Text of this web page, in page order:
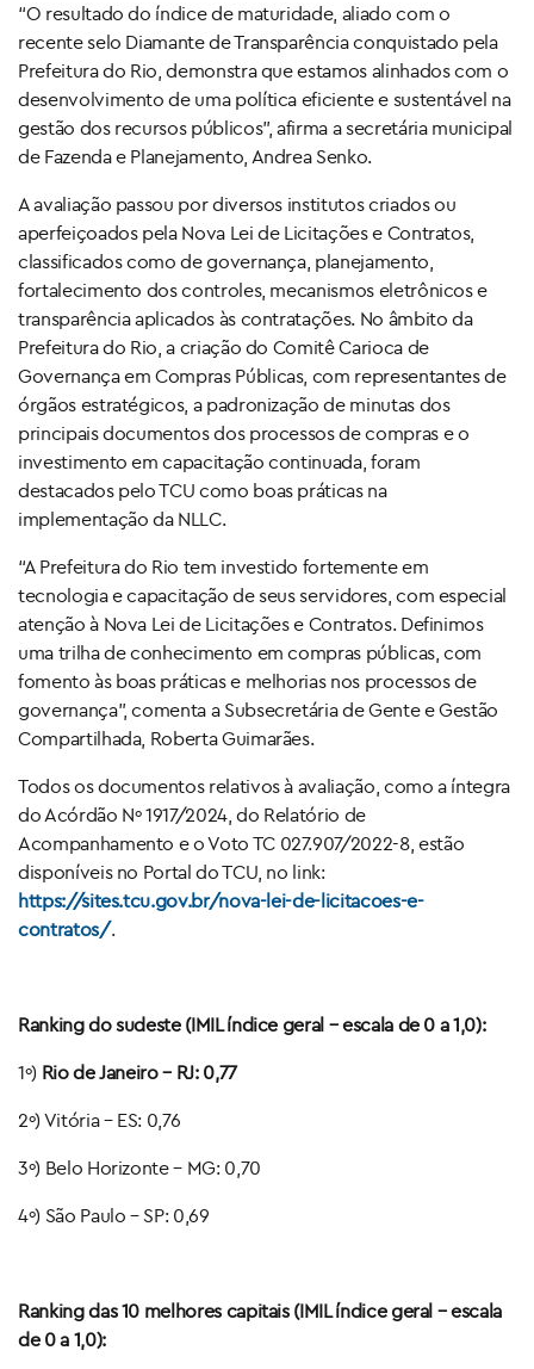
“O resultado do índice de maturidade, aliado com o
recente selo Diamante de Transparência conquistado pela
Prefeitura do Rio, demonstra que estamos alinhados com o
desenvolvimento de uma política eficiente e sustentável na
gestão dos recursos públicos”, afirma a secretária municipal
de Fazenda e Planejamento, Andrea Senko.
A avaliação passou por diversos institutos criados ou
aperfeiçoados pela Nova Lei de Licitações e Contratos,
classificados como de governança, planejamento,
fortalecimento dos controles, mecanismos eletrônicos e
transparência aplicados às contratações. No âmbito da
Prefeitura do Rio, a criação do Comitê Carioca de
Governança em Compras Públicas, com representantes de
órgãos estratégicos, a padronização de minutas dos
principais documentos dos processos de compras e o
investimento em capacitação continuada, foram
destacados pelo TCU como boas práticas na
implementação da NLLC.
“A Prefeitura do Rio tem investido fortemente em
tecnologia e capacitação de seus servidores, com especial
atenção à Nova Lei de Licitações e Contratos. Definimos
uma trilha de conhecimento em compras públicas, com
fomento às boas práticas e melhorias nos processos de
governança”, comenta a Subsecretária de Gente e Gestão
Compartilhada, Roberta Guimarães.
Todos os documentos relativos à avaliação, como a íntegra
do Acórdão Nº 1917/2024, do Relatório de
Acompanhamento e o Voto TC 027.907/2022-8, estão
disponíveis no Portal do TCU, no link:
https://sites.tcu.gov.br/nova-lei-de-licitacoes-e-
contratos/.
Ranking do sudeste (IMIL índice geral – escala de 0 a 1,0):
1º) Rio de Janeiro – RJ: 0,77
2º) Vitória – ES: 0,76
3º) Belo Horizonte – MG: 0,70
4º) São Paulo – SP: 0,69
Ranking das 10 melhores capitais (IMIL índice geral – escala
de 0 a 1,0):